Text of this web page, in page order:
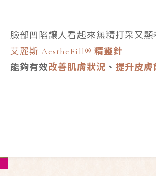
臉部凹陷讓人看起來無精打采又顯
艾麗斯 AestheFill® 精靈針
能夠有效改善肌膚狀況 、 提升皮膚